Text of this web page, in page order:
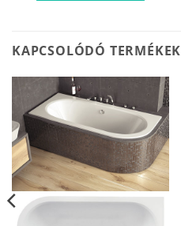
KAPCSOLÓDÓ TERMÉKEK